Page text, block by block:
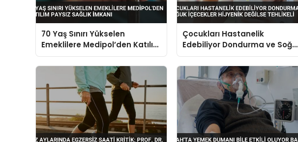
70 Yaş Sınırı Yükselen
Emeklilere Medipol’den Katılım
Paysız Sağlık İmkanı
Çocukları Hastanelik
Edebiliyor Dondurma ve Soğuk
İçecekler Hijyenik Değilse
Tehlikeli